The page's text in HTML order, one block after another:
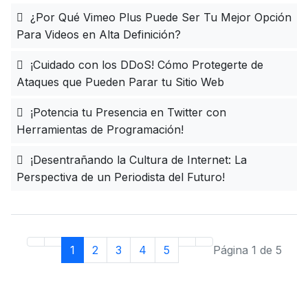
¿Por Qué Vimeo Plus Puede Ser Tu Mejor Opción
Para Videos en Alta Definición?
¡Cuidado con los DDoS! Cómo Protegerte de
Ataques que Pueden Parar tu Sitio Web
¡Potencia tu Presencia en Twitter con
Herramientas de Programación!
¡Desentrañando la Cultura de Internet: La
Perspectiva de un Periodista del Futuro!
1 2 3 4 5 Página 1 de 5